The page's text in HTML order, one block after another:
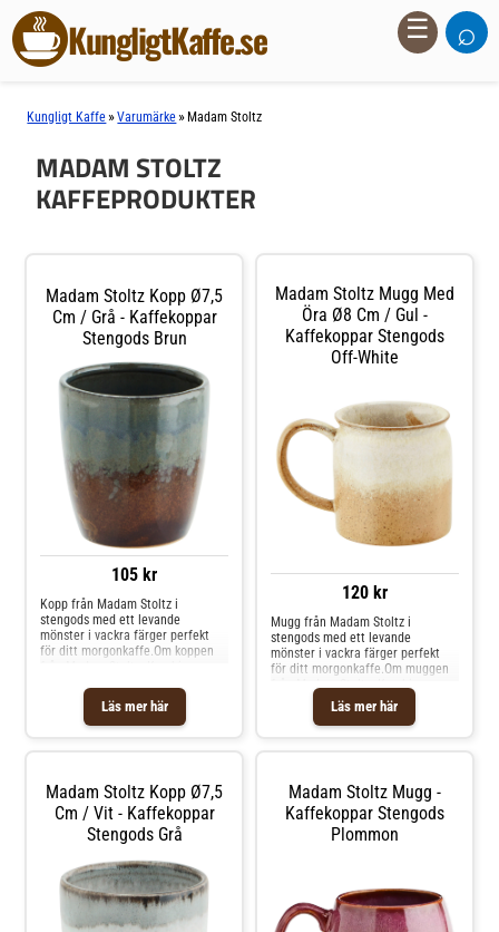
KungligtKaffe.se ☰ ⌕
Kungligt Kaffe »Varumärke » Madam Stoltz
MADAM STOLTZ
KAFFEPRODUKTER
Madam Stoltz Kopp Ø7,5
Cm / Grå - Kaffekoppar
Stengods Brun
105 kr
Läs mer här
Kopp från Madam Stoltz i
stengods med ett levande
mönster i vackra färger perfekt
för ditt morgonkaffe.Om koppen
kollektionen från Madam Stoltz.-
Varje artikel är unik och kan
variera något i utseendet.- Finns i
Design.
Madam Stoltz Mugg Med
Öra Ø8 Cm / Gul -
Kaffekoppar Stengods
Off-White
120 kr
Läs mer här
Mugg från Madam Stoltz i
stengods med ett levande
mönster i vackra färger perfekt
för ditt morgonkaffe.Om muggen
muggen med andra delar från
kollektionen från Madam Stoltz.-
Varje artikel är unik och kan
Muggar & Koppar hos Royal
Design.
Madam Stoltz Kopp Ø7,5
Cm / Vit - Kaffekoppar
Stengods Grå
Madam Stoltz Mugg -
Kaffekoppar Stengods
Plommon